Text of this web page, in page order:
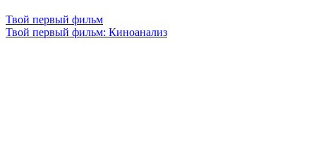
Твой первый фильм
Твой первый фильм: Киноанализ